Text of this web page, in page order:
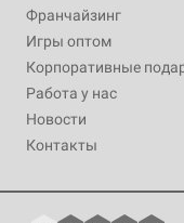
Франчайзинг
Игры оптом
Корпоративные
Работа у нас
Новости
Контакты